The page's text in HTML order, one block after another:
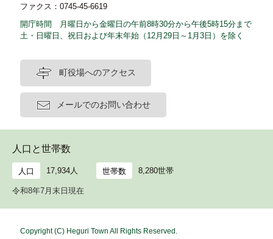
ファクス：0745-45-6619
開庁時間 月曜日から金曜日の午前8時30分から午後5時15分まで
土・日曜日、祝日および年末年始（12月29日～1月3日）を除く
町役場へのアクセス
メールでのお問い合わせ
人口と世帯数
人口 17,934人 世帯数 8,280世帯
令和8年7月末日現在
Copyright (C) Heguri Town All Rights Reserved.